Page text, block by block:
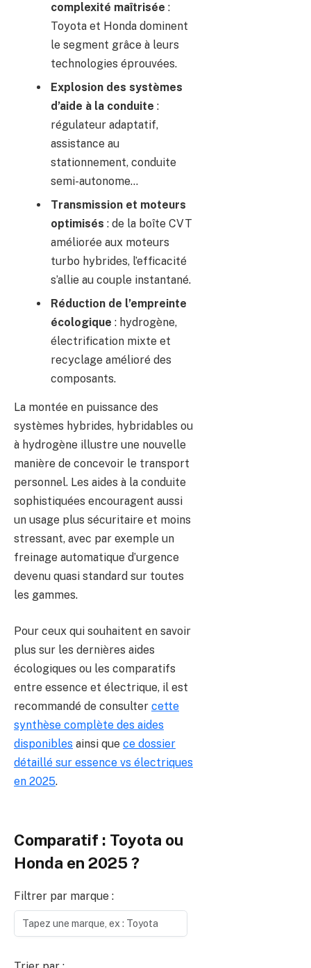
complexité maîtrisée :
Toyota et Honda dominent
le segment grâce à leurs
technologies éprouvées.
Explosion des systèmes
d’aide à la conduite :
régulateur adaptatif,
assistance au
stationnement, conduite
semi-autonome…
Transmission et moteurs
optimisés : de la boîte CVT
améliorée aux moteurs
turbo hybrides, l’efficacité
s’allie au couple instantané.
Réduction de l’empreinte
écologique : hydrogène,
électrification mixte et
recyclage amélioré des
composants.
La montée en puissance des
systèmes hybrides, hybridables ou
à hydrogène illustre une nouvelle
manière de concevoir le transport
personnel. Les aides à la conduite
sophistiquées encouragent aussi
un usage plus sécuritaire et moins
stressant, avec par exemple un
freinage automatique d’urgence
devenu quasi standard sur toutes
les gammes.
Pour ceux qui souhaitent en savoir
plus sur les dernières aides
écologiques ou les comparatifs
entre essence et électrique, il est
recommandé de consulter cette
synthèse complète des aides
disponibles ainsi que ce dossier
détaillé sur essence vs électriques
en 2025.
Comparatif : Toyota ou
Honda en 2025 ?
Filtrer par marque :